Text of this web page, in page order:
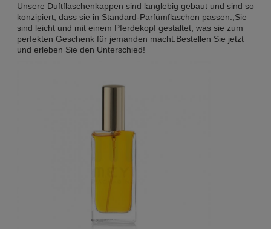
Unsere Duftflaschenkappen sind langlebig gebaut und sind so
konzipiert, dass sie in Standard-Parfümflaschen passen.,Sie
sind leicht und mit einem Pferdekopf gestaltet, was sie zum
perfekten Geschenk für jemanden macht.Bestellen Sie jetzt
und erleben Sie den Unterschied!